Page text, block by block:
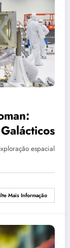
espacial
Mais Informação